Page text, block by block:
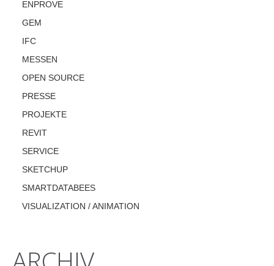
ENPROVE
GEM
IFC
MESSEN
OPEN SOURCE
PRESSE
PROJEKTE
REVIT
SERVICE
SKETCHUP
SMARTDATABEES
VISUALIZATION / ANIMATION